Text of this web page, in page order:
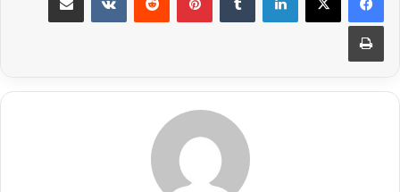
طباعة